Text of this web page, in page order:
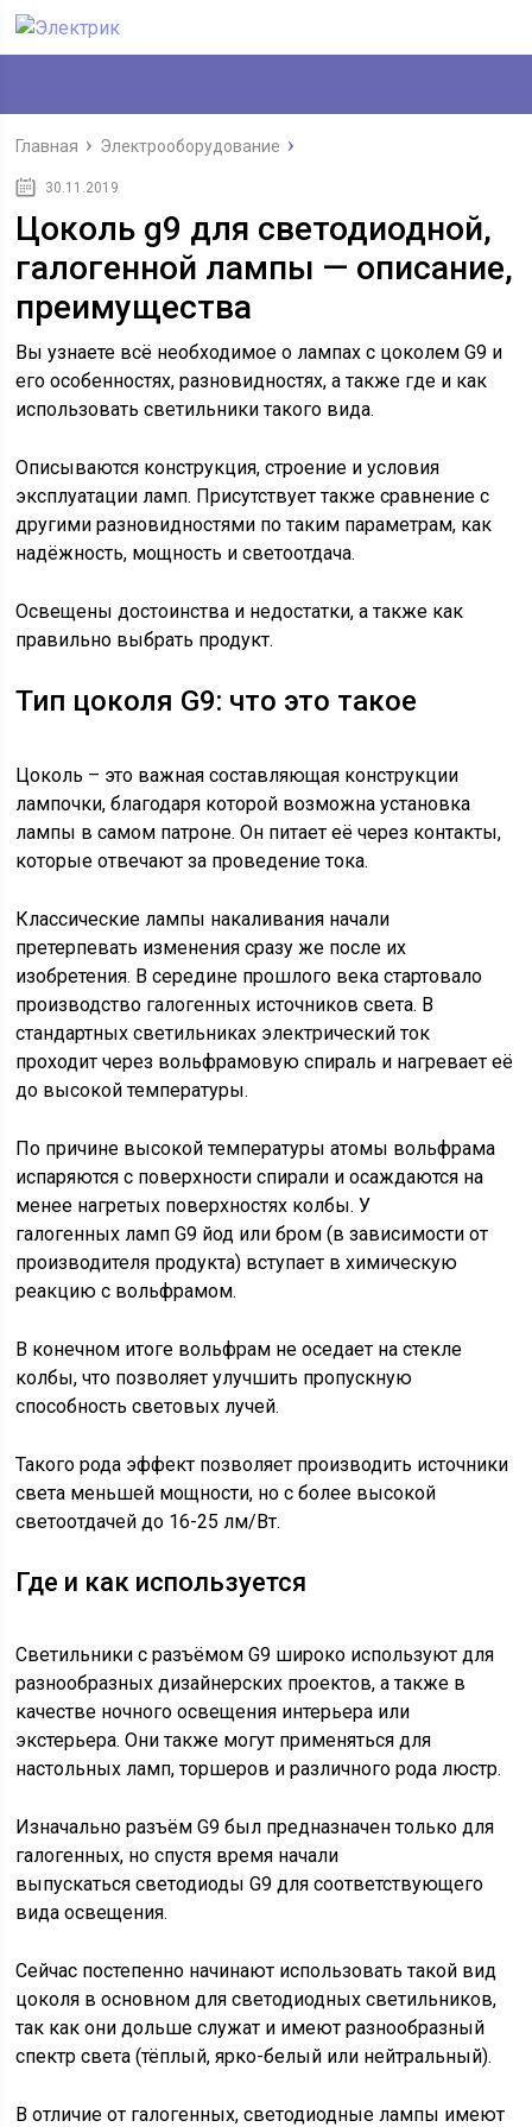
Главная Электрооборудование
30.11.2019
Цоколь g9 для светодиодной,
галогенной лампы — описание,
преимущества
Вы узнаете всё необходимое о лампах с цоколем G9 и
его особенностях, разновидностях, а также где и как
использовать светильники такого вида.
Описываются конструкция, строение и условия
эксплуатации ламп. Присутствует также сравнение с
другими разновидностями по таким параметрам, как
надёжность, мощность и светоотдача.
Освещены достоинства и недостатки, а также как
правильно выбрать продукт.
Тип цоколя G9: что это такое
Цоколь – это важная составляющая конструкции
лампочки, благодаря которой возможна установка
лампы в самом патроне. Он питает её через контакты,
которые отвечают за проведение тока.
Классические лампы накаливания начали
претерпевать изменения сразу же после их
изобретения. В середине прошлого века стартовало
производство галогенных источников света. В
стандартных светильниках электрический ток
проходит через вольфрамовую спираль и нагревает её
до высокой температуры.
По причине высокой температуры атомы вольфрама
испаряются с поверхности спирали и осаждаются на
менее нагретых поверхностях колбы. У
галогенных ламп G9 йод или бром (в зависимости от
производителя продукта) вступает в химическую
реакцию с вольфрамом.
В конечном итоге вольфрам не оседает на стекле
колбы, что позволяет улучшить пропускную
способность световых лучей.
Такого рода эффект позволяет производить источники
света меньшей мощности, но с более высокой
светоотдачей до 16-25 лм/Вт.
Где и как используется
Светильники с разъёмом G9 широко используют для
разнообразных дизайнерских проектов, а также в
качестве ночного освещения интерьера или
экстерьера. Они также могут применяться для
настольных ламп, торшеров и различного рода люстр.
Изначально разъём G9 был предназначен только для
галогенных, но спустя время начали
выпускаться светодиоды G9 для соответствующего
вида освещения.
Сейчас постепенно начинают использовать такой вид
цоколя в основном для светодиодных светильников,
так как они дольше служат и имеют разнообразный
спектр света (тёплый, ярко-белый или нейтральный).
В отличие от галогенных, светодиодные лампы имеют